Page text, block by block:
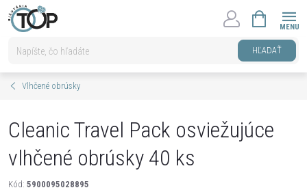
Prejsť
na
HĽADAŤ
KOŠÍK
Vlhčené obrúsky
Cleanic Travel Pack osviežujúce
vlhčené obrúsky 40 ks
Kód: 5900095028895